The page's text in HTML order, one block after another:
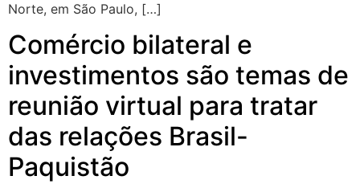
Norte, em São Paulo, […]
Comércio bilateral e
investimentos são temas de
reunião virtual para tratar
das relações Brasil-
Paquistão